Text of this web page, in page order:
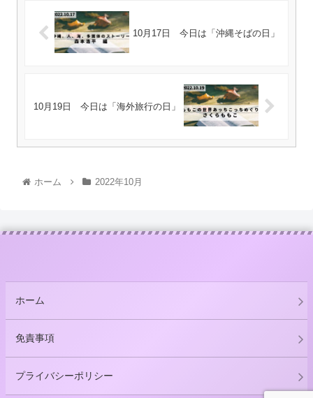
10月17日 今日は「沖縄そばの日」
10月19日 今日は「海外旅行の日」
ホーム 2022年10月
ホーム
免責事項
プライバシーポリシー